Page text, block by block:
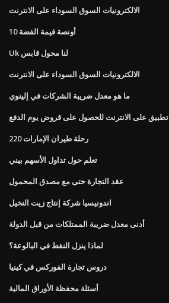
الالكترونيات السوق السوداء على الانترنت
10 أونصة قيمة الفضة
Uk لنا محول قابس
الالكترونيات السوق السوداء على الانترنت
ما هو معدل ضريبة الشركات في إلينوي
تطبيق على الانترنت للحصول على قروض يوم الدفع
رحلة طيران الإمارات 220
تعلم حول تداول الأسهم بيني
عقد التجارة حتى مع مصدق المحمول
اندونيسيا شركة إنتاج زيت النخيل
أدنى معدل ضريبة الممتلكات من قبل الدولة
لماذا ينزل النفط في البالوعة؟
دروس تجارة الفوركس في كينيا
أسئلة محفظة الأوراق المالية